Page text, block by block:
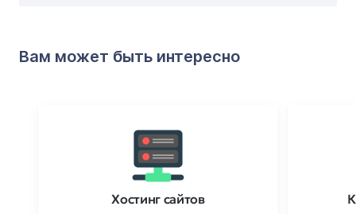
Вам может быть интересно
Хостинг сайтов